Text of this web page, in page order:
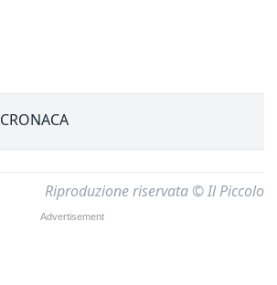
CRONACA
Riproduzione riservata © Il Piccolo